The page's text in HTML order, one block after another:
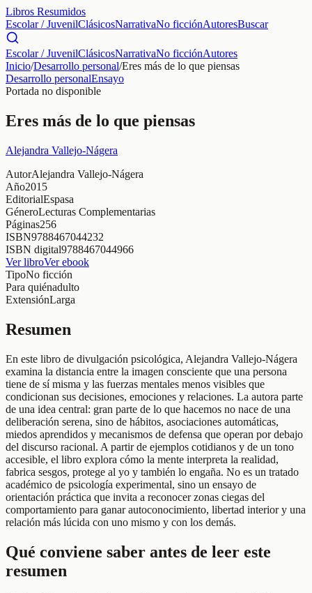
Libros Resumidos
Escolar / JuvenilClásicosNarrativaNo ficciónAutoresBuscar
Escolar / JuvenilClásicosNarrativaNo ficciónAutores
Inicio/Desarrollo personal/Eres más de lo que piensas
Desarrollo personalEnsayo
Portada no disponible
Eres más de lo que piensas
Alejandra Vallejo-Nágera
AutorAlejandra Vallejo-Nágera
Año2015
EditorialEspasa
GéneroLecturas Complementarias
Páginas256
ISBN9788467044232
ISBN digital9788467044966
Ver libroVer ebook
TipoNo ficción
Para quiénadulto
ExtensiónLarga
Resumen
En este libro de divulgación psicológica, Alejandra Vallejo-Nágera
examina la distancia entre la imagen consciente que una persona
tiene de sí misma y las fuerzas mentales menos visibles que
condicionan sus decisiones, emociones y relaciones. La autora parte
de una idea central: gran parte de lo que hacemos no nace de una
deliberación serena, sino de hábitos, asociaciones automáticas,
miedos aprendidos y mecanismos de defensa que operan por debajo
del discurso racional. A partir de ejemplos cotidianos y de un tono
accesible, el libro explora cómo la mente interpreta la realidad,
fabrica sesgos, protege al yo y también lo engaña. No es un tratado
académico de psicología experimental, sino un ensayo de
orientación práctica que invita a reconocer zonas ciegas del
comportamiento para ganar autoconocimiento, libertad interior y una
relación más lúcida con uno mismo y con los demás.
Qué conviene saber antes de leer este
resumen